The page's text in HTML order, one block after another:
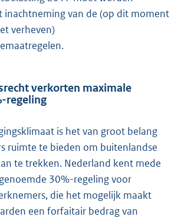
inachtneming van de (op dit moment
verheven)
verkorten maximale
regeling
is het van groot belang
ruimte te bieden om buitenlandse
te trekken. Nederland kent mede
30%-regeling voor
die het mogelijk maakt
een forfaitair bedrag van